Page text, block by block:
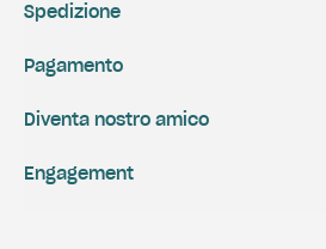
Spedizione
Pagamento
Engagement
Diventa nostro amico